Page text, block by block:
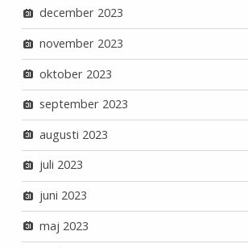
december 2023
november 2023
oktober 2023
september 2023
augusti 2023
juli 2023
juni 2023
maj 2023